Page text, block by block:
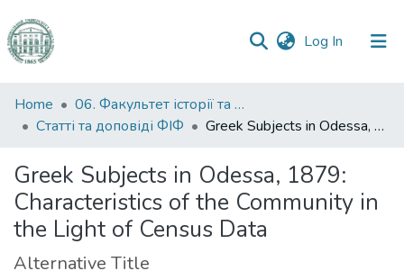
Log In (current)
Communities
&
All of DSpace
Statistics
Home
06. Факультет історії та філософії
Статті та доповіді ФІФ
Greek Subjects in Odessa, 1879: Characteristics of the Community in the Light of Census Data
Greek Subjects in Odessa, 1879:
Characteristics of the Community in
the Light of Census Data
Alternative Title